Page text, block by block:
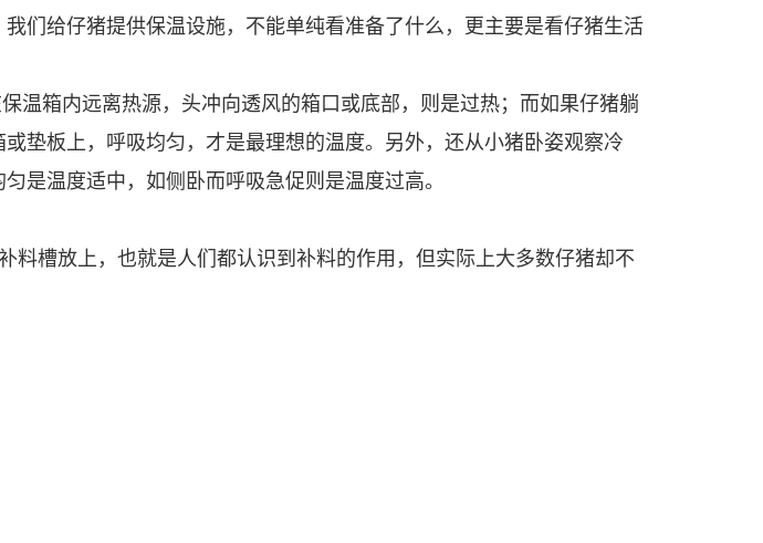
们给仔猪提供保温设施，不能单纯看准备了什么，更主要是看仔猪生活
温箱内远离热源，头冲向透风的箱口或底部，则是过热；而如果仔猪躺
垫板上，呼吸均匀，才是最理想的温度。另外，还从小猪卧姿观察冷
是温度适中，如侧卧而呼吸急促则是温度过高。
槽放上，也就是人们都认识到补料的作用，但实际上大多数仔猪却不